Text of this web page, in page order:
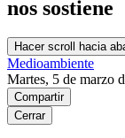
nos sostiene
Hacer scroll hacia
Medioambiente
Martes, 5 de marzo
Compartir
Cerrar